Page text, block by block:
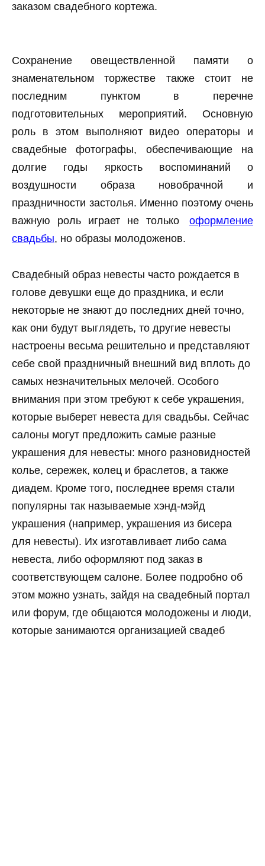
заказом свадебного кортежа.
Сохранение овеществленной памяти о
знаменательном торжестве также стоит не
последним пунктом в перечне
подготовительных мероприятий. Основную
роль в этом выполняют видео операторы и
свадебные фотографы, обеспечивающие на
долгие годы яркость воспоминаний о
воздушности образа новобрачной и
праздничности застолья. Именно поэтому очень
важную роль играет не только
оформление
свадьбы, но образы молодоженов.
Свадебный образ невесты часто рождается в
голове девушки еще до праздника, и если
некоторые не знают до последних дней точно,
как они будут выглядеть, то другие невесты
настроены весьма решительно и представляют
себе свой праздничный внешний вид вплоть до
самых незначительных мелочей. Особого
внимания при этом требуют к себе украшения,
которые выберет невеста для свадьбы. Сейчас
салоны могут предложить самые разные
украшения для невесты: много разновидностей
колье, сережек, колец и браслетов, а также
диадем. Кроме того, последнее время стали
популярны так называемые хэнд-мэйд
украшения (например, украшения из бисера
для невесты). Их изготавливает либо сама
невеста, либо оформляют под заказ в
соответствующем салоне. Более подробно об
этом можно узнать, зайдя на свадебный портал
или форум, где общаются молодожены и люди,
которые занимаются организацией свадеб